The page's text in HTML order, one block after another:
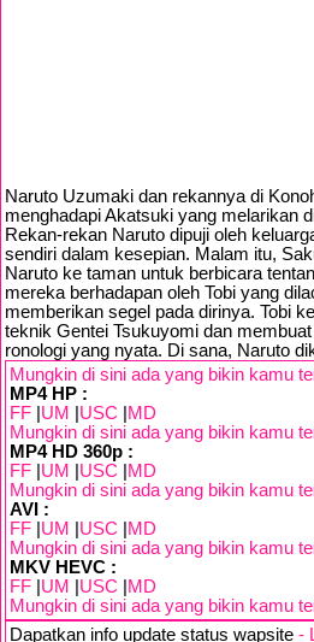
Naruto Uzumaki dan rekannya di
menghadapi Akatsuki yang melarikan
Rekan-rekan Naruto dipuji oleh
sendiri dalam kesepian. Malam itu,
Naruto ke taman untuk berbicara
mereka berhadapan oleh Tobi yang
memberikan segel pada dirinya. Tobi
teknik Gentei Tsukuyomi dan
ronologi yang nyata. Di sana, Naruto
Mungkin di sini ada yang bikin kamu
MP4 HP :
FF UM USC
MD
Mungkin di sini ada yang bikin kamu
MP4 HD 360p :
FF UM USC
MD
Mungkin di sini ada yang bikin kamu
AVI :
FF UM USC
MD
Mungkin di sini ada yang bikin kamu
MKV HEVC :
FF UM USC
MD
Mungkin di sini ada yang bikin kamu
Dapatkan info update status wapsite -